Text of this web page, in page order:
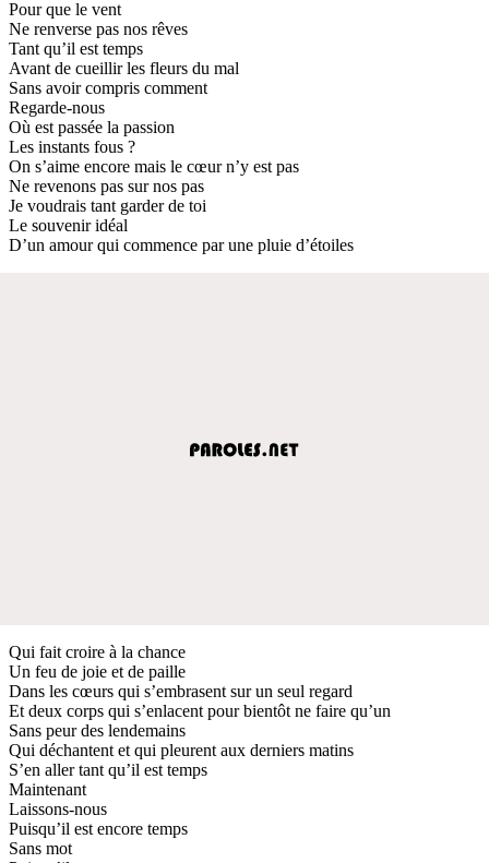
Pour que le vent
Ne renverse pas nos rêves
Tant qu’il est temps
Avant de cueillir les fleurs du mal
Sans avoir compris comment
Regarde-nous
Où est passée la passion
Les instants fous ?
On s’aime encore mais le cœur n’y est pas
Ne revenons pas sur nos pas
Je voudrais tant garder de toi
Le souvenir idéal
D’un amour qui commence par une pluie d’étoiles
Qui fait croire à la chance
Un feu de joie et de paille
Dans les cœurs qui s’embrasent sur un seul regard
Et deux corps qui s’enlacent pour bientôt ne faire qu’un
Sans peur des lendemains
Qui déchantent et qui pleurent aux derniers matins
S’en aller tant qu’il est temps
Maintenant
Laissons-nous
Puisqu’il est encore temps
Sans mot